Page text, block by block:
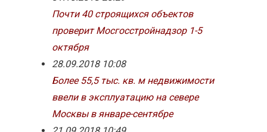
Почти 40 строящихся объектов
проверит Мосгосстройнадзор 1-5
октября
28.09.2018 10:08
Более 55,5 тыс. кв. м недвижимости
ввели в эксплуатацию на севере
Москвы в январе-сентябре